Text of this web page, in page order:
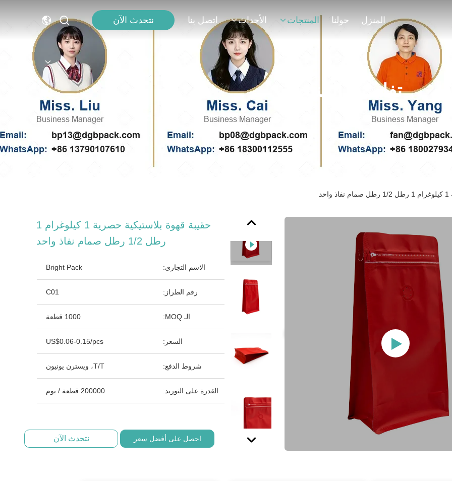
المنزل حولنا المنتجات الأحداث اتصل بنا نتحدث الآن
تفاصيل المنتجات
حقيبة قهوة بلاستيكية حصرية 1 كيلوغرام 1
رطل 1/2 رطل صمام نفاذ واحد
الاسم التجاري: Bright Pack
رقم الطراز: C01
الـ MOQ: 1000 قطعة
السعر: US$0.06-0.15/pcs
شروط الدفع: T/T، ويسترن يونيون
القدرة على التوريد: 200000 قطعة / يوم
احصل على أفضل سعر نتحدث الآن